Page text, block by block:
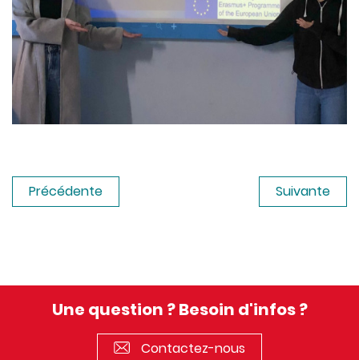
Précédente Suivante
Une question ? Besoin d'infos ?
Contactez-nous